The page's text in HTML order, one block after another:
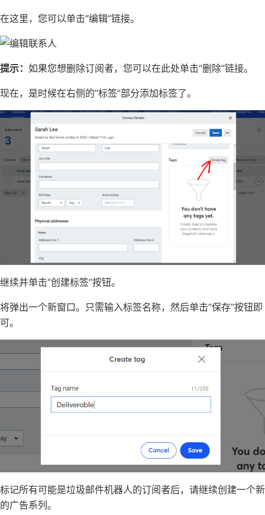
在这里，您可以单击“编辑”链接。
提示： 如果您想删除订阅者，您可以在此处单击“删除”链接。
现在，是时候在右侧的“标签”部分添加标签了。
继续并单击“创建标签”按钮。
将弹出一个新窗口。只需输入标签名称，然后单击“保存”按钮即
可。
标记所有可能是垃圾邮件机器人的订阅者后，请继续创建一个新
的广告系列。